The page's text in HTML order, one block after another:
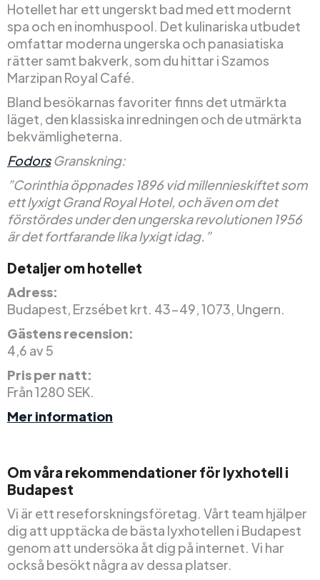
Hotellet har ett ungerskt bad med ett modernt
spa och en inomhuspool. Det kulinariska utbudet
omfattar moderna ungerska och panasiatiska
rätter samt bakverk, som du hittar i Szamos
Marzipan Royal Café.
Bland besökarnas favoriter finns det utmärkta
läget, den klassiska inredningen och de utmärkta
bekvämligheterna.
FodorsGranskning:
”Corinthia öppnades 1896 vid millennieskiftet som
ett lyxigt Grand Royal Hotel, och även om det
förstördes under den ungerska revolutionen 1956
är det fortfarande lika lyxigt idag.”
Detaljer om hotellet
Adress:
Budapest, Erzsébet krt. 43-49, 1073, Ungern.
Gästens recension:
4,6 av 5
Pris per natt:
Från 1280 SEK.
Mer information
Om våra rekommendationer för lyxhotell i
Budapest
Vi är ett reseforskningsföretag. Vårt team hjälper
dig att upptäcka de bästa lyxhotellen i Budapest
genom att undersöka åt dig på internet. Vi har
också besökt några av dessa platser.